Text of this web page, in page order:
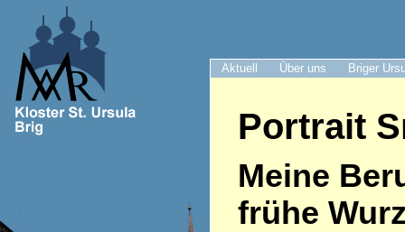
Aktuell Über uns Briger
Portrait
Meine
frühe